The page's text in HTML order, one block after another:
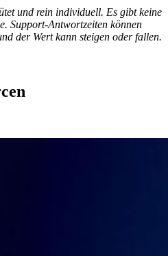
und rein individuell. Es gibt keine
Support-Antwortzeiten können
der Wert kann steigen oder fallen.